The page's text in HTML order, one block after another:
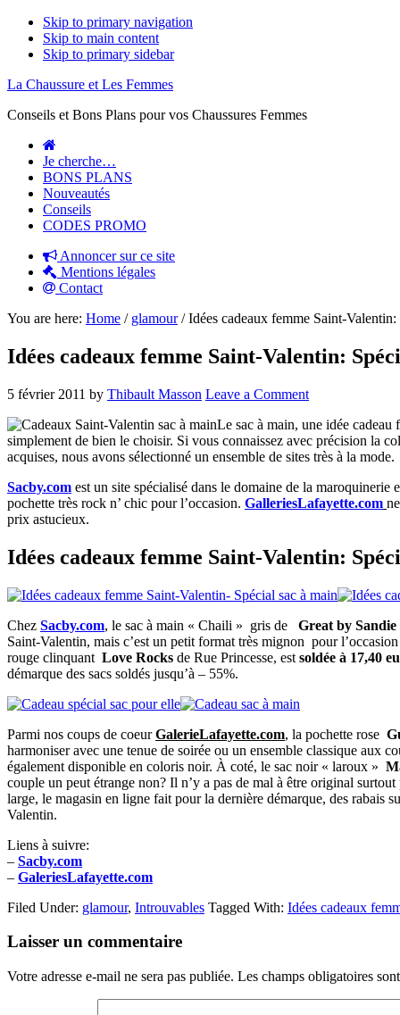
Skip to primary navigation
Skip to main content
Skip to primary sidebar
La Chaussure et Les Femmes
Conseils et Bons Plans pour vos Chaussures Femmes
Je cherche…
BONS PLANS
Nouveautés
Conseils
CODES PROMO
Annoncer sur ce site
Mentions légales
Contact
You are here: Home / glamour /Idées cadeaux femme Saint-Valentin:
Idées cadeaux femme Saint-Valentin:
5 février 2011 by Thibault Masson Leave a Comment
Le sac à main, une idée cadeau
simplement de bien le choisir. Si vous connaissez avec précision la
acquises, nous avons sélectionné un ensemble de sites très à la mode.
Sacby.com est un site spécialisé dans le domaine de la
pochette très rock n’ chic pour l’occasion. GalleriesLafayette.com
prix astucieux.
Idées cadeaux femme Saint-Valentin:
Chez Sacby.com, le sac à main « Chaili » gris de Great by Sandie
Saint-Valentin, mais c’est un petit format très mignon pour
rouge clinquant Love Rocks de Rue Princesse, est soldée à 17,40
démarque des sacs soldés jusqu’à – 55%.
Parmi nos coups de coeurGalerieLafayette.com, la pochette rose
harmoniser avec une tenue de soirée ou un ensemble classique aux
également disponible en coloris noir. À coté, le sac noir « laroux »
couple un peut étrange non? Il n’y a pas de mal à être original
large, le magasin en ligne fait pour la dernière démarque, des rabais
Valentin.
Liens à suivre:
– Sacby.com
– GaleriesLafayette.com
Filed Under: glamour, Introuvables Tagged With: Idées cadeaux
Reader
Laisser un commentaire
Votre adresse e-mail ne sera pas publiée. Les champs obligatoires